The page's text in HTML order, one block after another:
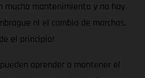
mucho mantenimiento y no hay
ni el cambio de marchas.
el principio!
aprender a mantener el